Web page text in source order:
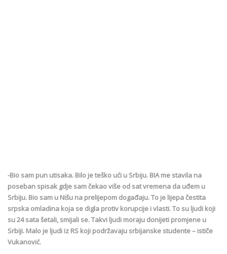
-Bio sam pun utisaka. Bilo je teško ući u Srbiju. BIA me stavila na
poseban spisak gdje sam čekao više od sat vremena da uđem u
Srbiju. Bio sam u Nišu na prelijepom događaju. To je lijepa čestita
srpska omladina koja se digla protiv korupcije i vlasti. To su ljudi koji
su 24 sata šetali, smijali se. Takvi ljudi moraju donijeti promjene u
Srbiji. Malo je ljudi iz RS koji podržavaju srbijanske studente – ističe
Vukanović.